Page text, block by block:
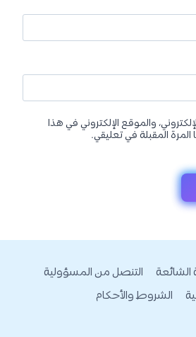
والموقع الإلكتروني في هذا
المقبلة في تعليقي.
الشائعة
التنصل من المسؤولية
الشروط والأحكام